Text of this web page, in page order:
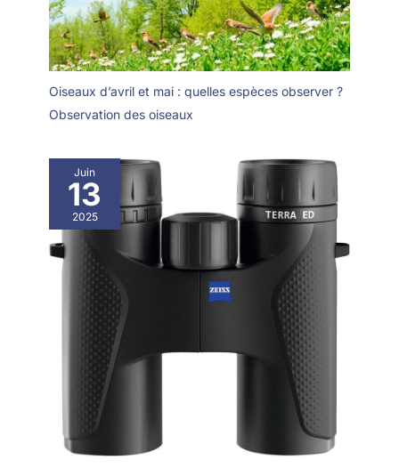
Oiseaux d’avril et mai : quelles espèces observer ?
Observation des oiseaux
Juin
13
2025